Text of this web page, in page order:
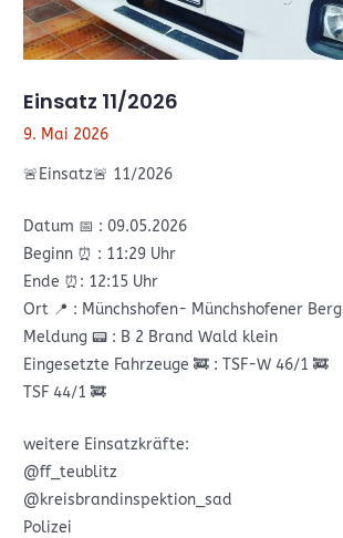
Einsatz 11/2026
9. Mai 2026
🚨Einsatz🚨 11/2026
Datum 📅 : 09.05.2026
Beginn ⏰️ : 11:29 Uhr
Ende ⏰️: 12:15 Uhr
Ort 📍 : Münchshofen- Münchshofener Berg
Meldung 📟 : B 2 Brand Wald klein
Eingesetzte Fahrzeuge 🚒 : TSF-W 46/1 🚒
TSF 44/1 🚒
weitere Einsatzkräfte:
@ff_teublitz
@kreisbrandinspektion_sad
Polizei